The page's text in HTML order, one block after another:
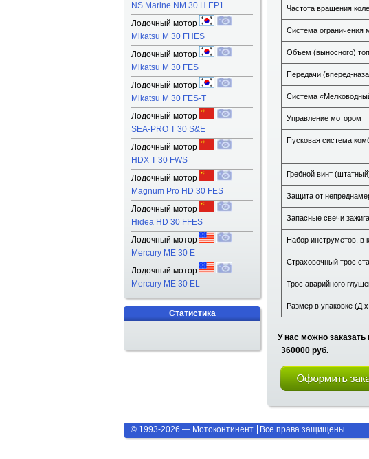
Частота вращения
Система ограничения
Объем (выносного)
Передачи (вперед-
Система
Управление мотором
Пусковая система
Гребной винт
Защита от
Запасные свечи
Набор инструметов, в
Страховочный трос
Трос аварийного
Размер в упаковке (Д
У нас можно
360000 руб.
NS Marine NM 30 H EP1
Лодочный мотор
Mikatsu M 30 FHES
Лодочный мотор
Mikatsu M 30 FES
Лодочный мотор
Mikatsu M 30 FES-T
Лодочный мотор
SEA-PRO T 30 S&E
Лодочный мотор
HDX T 30 FWS
Лодочный мотор
Magnum Pro HD 30 FES
Лодочный мотор
Hidea HD 30 FFES
Лодочный мотор
Mercury ME 30 E
Лодочный мотор
Mercury ME 30 EL
Статистика
© 1993-2026 — Мотоконтинент Все права защищены